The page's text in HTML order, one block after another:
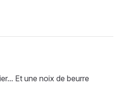
Et une noix de beurre